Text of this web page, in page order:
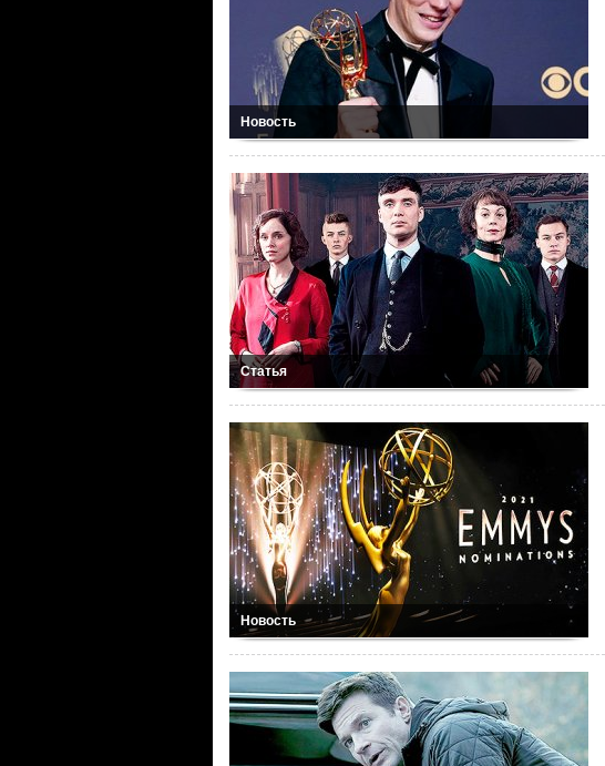
Новость
Статья
Новость